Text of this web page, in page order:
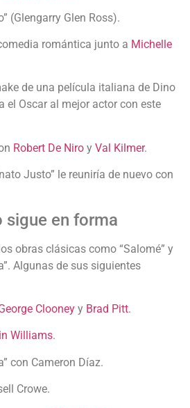
(Glengarry Glen Ross).
romántica junto a Michelle
de una película italiana de Dino
el Oscar al mejor actor con este
Robert De Niro y Val Kilmer.
Justo” le reuniría de nuevo con
sigue en forma
obras clásicas como “Salomé” y
Algunas de sus siguientes
Clooney y Brad Pitt.
Williams.
con Cameron Díaz.
Crowe.